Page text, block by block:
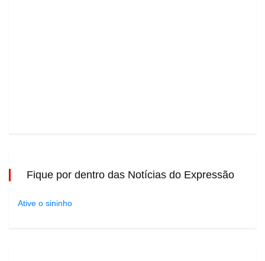
Fique por dentro das Notícias do Expressão
Ative o sininho